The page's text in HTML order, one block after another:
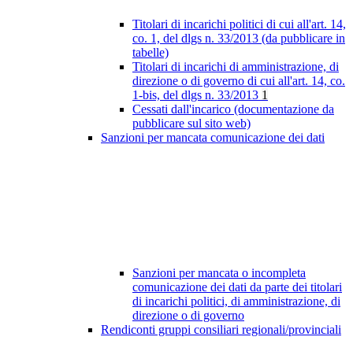
Titolari di incarichi politici di cui all'art. 14,
co. 1, del dlgs n. 33/2013 (da pubblicare in
tabelle)
Titolari di incarichi di amministrazione, di
direzione o di governo di cui all'art. 14, co.
1-bis, del dlgs n. 33/2013 1
Cessati dall'incarico (documentazione da
pubblicare sul sito web)
Sanzioni per mancata comunicazione dei dati
Sanzioni per mancata o incompleta
comunicazione dei dati da parte dei titolari
di incarichi politici, di amministrazione, di
direzione o di governo
Rendiconti gruppi consiliari regionali/provinciali